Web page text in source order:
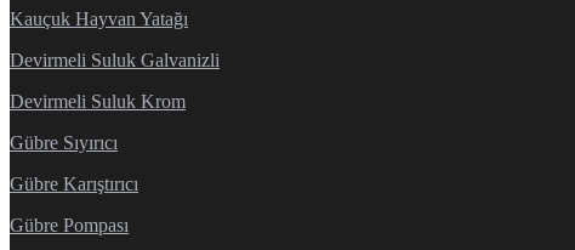
Kauçuk Hayvan Yatağı
Devirmeli Suluk Galvanizli
Devirmeli Suluk Krom
Gübre Sıyırıcı
Gübre Karıştırıcı
Gübre Pompası